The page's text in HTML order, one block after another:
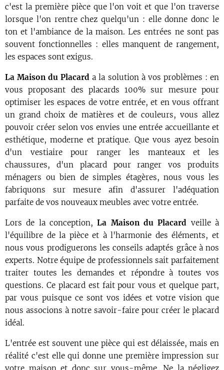
c'est la première pièce que l'on voit et que l'on traverse
lorsque l'on rentre chez quelqu'un : elle donne donc le
ton et l'ambiance de la maison. Les entrées ne sont pas
souvent fonctionnelles : elles manquent de rangement,
les espaces sont exigus.
La Maison du Placarda la solution à vos problèmes : en
vous proposant des placards 100% sur mesure pour
optimiser les espaces de votre entrée, et en vous offrant
un grand choix de matières et de couleurs, vous allez
pouvoir créer selon vos envies une entrée accueillante et
esthétique, moderne et pratique. Que vous ayez besoin
d'un vestiaire pour ranger les manteaux et les
chaussures, d'un placard pour ranger vos produits
ménagers ou bien de simples étagères, nous vous les
fabriquons sur mesure afin d'assurer l'adéquation
parfaite de vos nouveaux meubles avec votre entrée.
Lors de la conception, La Maison du Placard veille à
l'équilibre de la pièce et à l'harmonie des éléments, et
nous vous prodiguerons les conseils adaptés grâce à nos
experts. Notre équipe de professionnels sait parfaitement
traiter toutes les demandes et répondre à toutes vos
questions. Ce placard est fait pour vous et quelque part,
par vous puisque ce sont vos idées et votre vision que
nous associons à notre savoir-faire pour créer le placard
idéal.
L'entrée est souvent une pièce qui est délaissée, mais en
réalité c'est elle qui donne une première impression sur